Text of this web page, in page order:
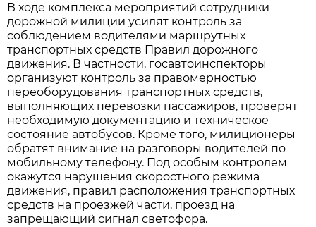
В ходе комплекса мероприятий сотрудники
дорожной милиции усилят контроль за
соблюдением водителями маршрутных
транспортных средств Правил дорожного
движения. В частности, госавтоинспекторы
организуют контроль за правомерностью
переоборудования транспортных средств,
выполняющих перевозки пассажиров, проверят
необходимую документацию и техническое
состояние автобусов. Кроме того, милиционеры
обратят внимание на разговоры водителей по
мобильному телефону. Под особым контролем
окажутся нарушения скоростного режима
движения, правил расположения транспортных
средств на проезжей части, проезд на
запрещающий сигнал светофора.